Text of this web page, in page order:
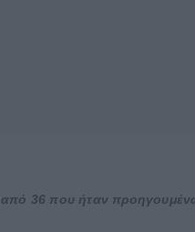
36 που ήταν